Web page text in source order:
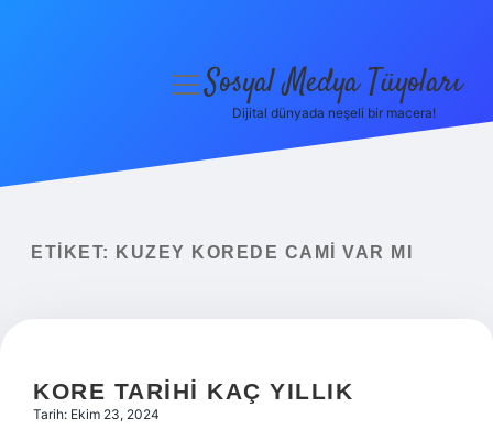
Yasal Uyarı
menüyüSosyal Medya Tüyoları
Dijital dünyada neşeli bir macera!
ETIKET: KUZEY KOREDE CAMI VAR MI
KORE TARIHI KAÇ YILLIK
Tarih: Ekim 23, 2024